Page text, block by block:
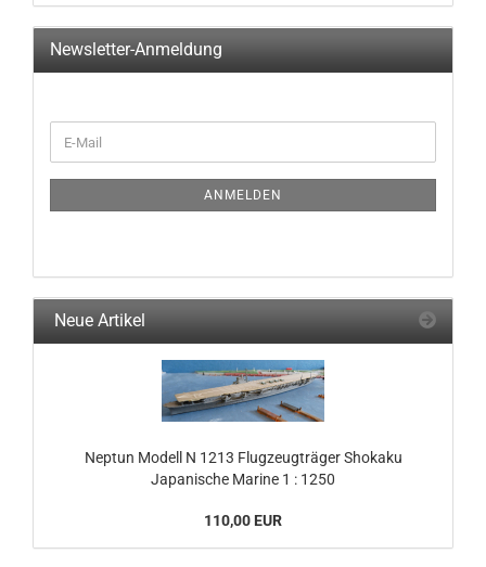
Newsletter-Anmeldung
ZUR
E-
Mail
ANMELDEN
Neue Artikel
Neptun Modell N 1213 Flugzeugträger Shokaku
Japanische Marine 1 : 1250
110,00 EUR